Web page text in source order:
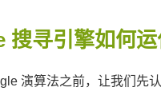
搜寻引擎如何运
演算法之前，让我们先